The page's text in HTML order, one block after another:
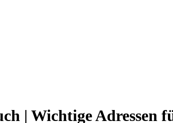
| Wichtige Adressen